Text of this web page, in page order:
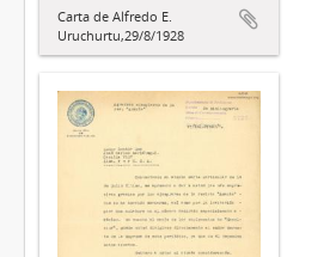
Carta de Alfredo E.
Uruchurtu,29/8/1928